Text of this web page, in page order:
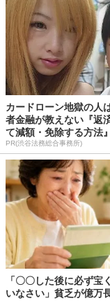
カードローン地獄の人
者金融が教えない『返
て減額・免除する方法
PR(渋谷法務総合事務所)
「〇〇した後に必ず宝
いなさい」貧乏が億万